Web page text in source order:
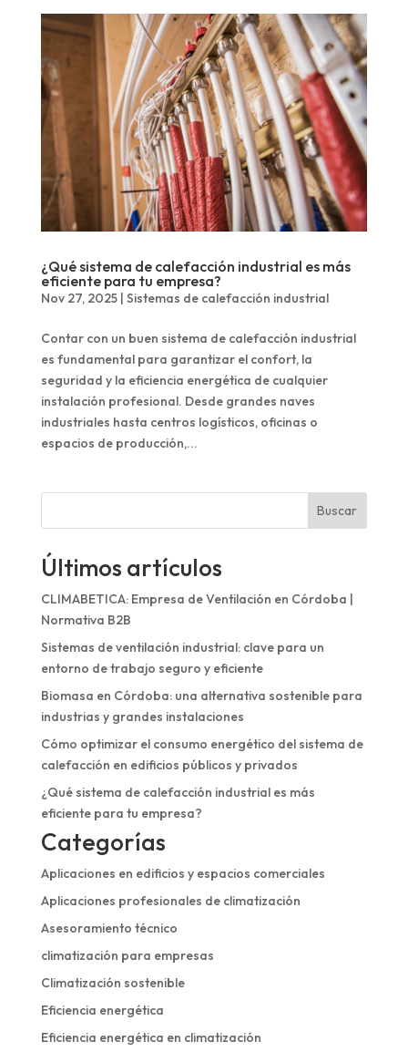
¿Qué sistema de calefacción industrial es más
eficiente para tu empresa?
Nov 27, 2025| Sistemas de calefacción industrial
Contar con un buen sistema de calefacción industrial
es fundamental para garantizar el confort, la
seguridad y la eficiencia energética de cualquier
instalación profesional. Desde grandes naves
industriales hasta centros logísticos, oficinas o
espacios de producción,...
Buscar
Últimos artículos
CLIMABETICA: Empresa de Ventilación en Córdoba |
Normativa B2B
Sistemas de ventilación industrial: clave para un
entorno de trabajo seguro y eficiente
Biomasa en Córdoba: una alternativa sostenible para
industrias y grandes instalaciones
Cómo optimizar el consumo energético del sistema de
calefacción en edificios públicos y privados
¿Qué sistema de calefacción industrial es más
eficiente para tu empresa?
Categorías
Aplicaciones en edificios y espacios comerciales
Aplicaciones profesionales de climatización
Asesoramiento técnico
climatización para empresas
Climatización sostenible
Eficiencia energética
Eficiencia energética en climatización